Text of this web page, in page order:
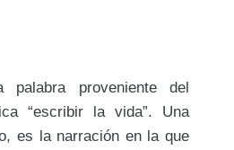
palabra proveniente del
“escribir la vida”. Una
es la narración en la que